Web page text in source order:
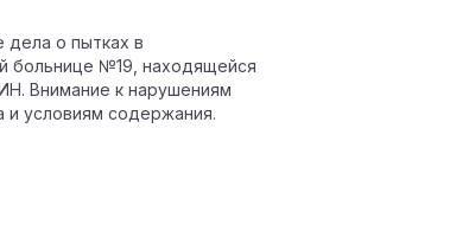
дела о пытках в
больнице №19, находящейся
Внимание к нарушениям
и условиям содержания.